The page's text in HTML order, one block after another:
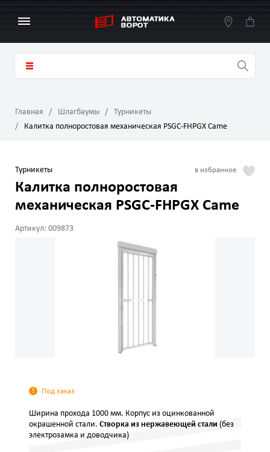
Главная Шлагбаумы
Турникеты
Калитка полноростовая механическая PSGC-FHPGX Came
Турникеты
Калитка полноростовая
механическая PSGC-FHPGX Came
Артикул: 009873
Под заказ
Ширина прохода 1000 мм. Корпус из оцинкованной
окрашенной стали. Створка из нержавеющей стали (без
электрозамка и доводчика)